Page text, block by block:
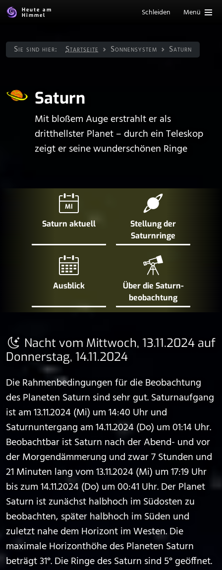
Heute am
Himmel
Schleiden Menü
Sie sind hier: Startseite Sonnen­system Saturn
Saturn
Mit bloßem Auge erstrahlt er als
dritthellster Planet – durch ein Teleskop
zeigt er seine wunderschönen Ringe
MI
Saturn aktuell
Stellung der
Saturn­ringe
Ausblick
Über die Saturn­
beobachtung
Nacht vom Mittwoch, 13.11.2024 auf
Donnerstag, 14.11.2024
Die Rahmenbedingungen für die Beobachtung
des Planeten Saturn sind sehr gut. Saturnaufgang
ist am 13.11.2024 (Mi) um 14:40 Uhr und
Saturnuntergang am 14.11.2024 (Do) um 01:14 Uhr.
Beobachtbar ist Saturn nach der Abend- und vor
der Morgendämmerung und zwar 7 Stunden und
21 Minuten lang vom 13.11.2024 (Mi) um 17:19 Uhr
bis zum 14.11.2024 (Do) um 00:41 Uhr. Der Planet
Saturn ist zunächst halbhoch im Südosten zu
beobachten, später halbhoch im Süden und
zuletzt nahe dem Horizont im Westen. Die
maximale Horizonthöhe des Planeten Saturn
beträgt 31°. Die Ringe des Saturn sind 5° geöffnet.